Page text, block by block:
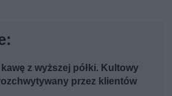
z wyższej półki. Kultowy
przez klientów